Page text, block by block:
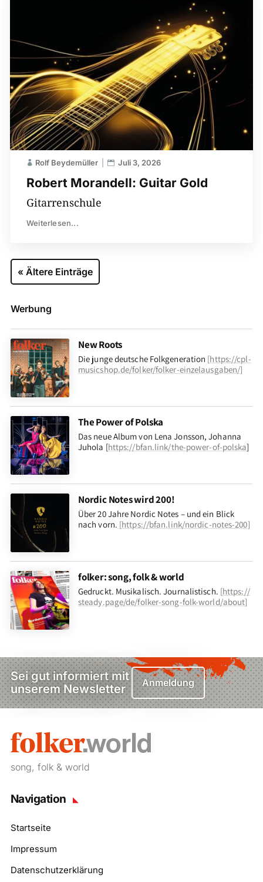
Robert Morandell: Guitar Gold
Rolf Beydemüller Juli 3, 2026
Gitarrenschule
Weiterlesen...
« Ältere Einträge
Werbung
New Roots
Die junge deutsche Folkgeneration [https://cpl-
musicshop.de/folker/folker-einzelausgaben/]
The Power of Polska
Das neue Album von Lena Jonsson, Johanna
Juhola [https://bfan.link/the-power-of-polska]
Nordic Notes wird 200!
Über 20 Jahre Nordic Notes – und ein Blick
nach vorn. [https://bfan.link/nordic-notes-200]
folker: song, folk & world
Gedruckt. Musikalisch. Journalistisch. [https://
steady.page/de/folker-song-folk-world/about]
Sei gut informiert mit
unserem Newsletter
Anmeldung
song, folk & world
Navigation
Startseite
Impressum
Datenschutzerklärung